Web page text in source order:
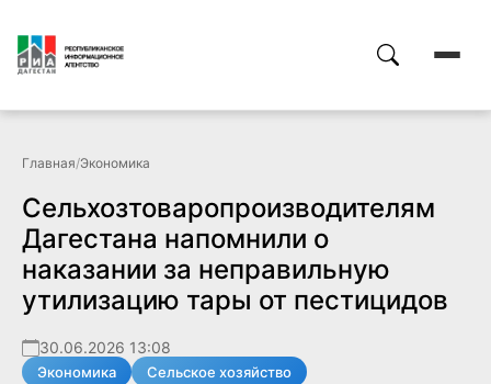
Главная/Экономика
Сельхозтоваропроизводителям
Дагестана напомнили о
наказании за неправильную
утилизацию тары от пестицидов
30.06.2026 13:08
Экономика Сельское хозяйство